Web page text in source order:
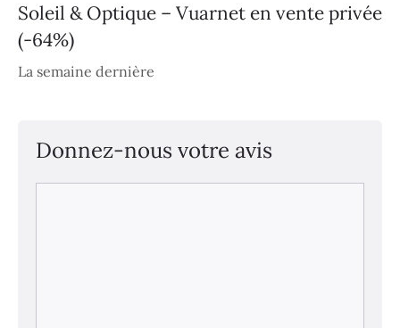
Soleil & Optique – Vuarnet en vente privée
(-64%)
La semaine dernière
Donnez-nous votre avis